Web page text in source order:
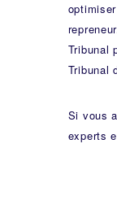
Tribunal
Tribunal
Si vous
experts